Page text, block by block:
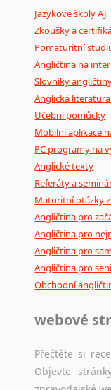
poradny a
Jazykové školy AJ
Zkoušky a
Pomaturitní
Angličtina na
Slovníky
Anglická
Učební pomůcky
Mobilní aplikace
PC programy na
Anglické texty
Referáty a
Maturitní otázky
Angličtina pro
Angličtina pro
Angličtina pro
Angličtina pro
Obchodní
webové
Přečtěte si
Objevte